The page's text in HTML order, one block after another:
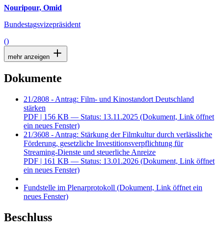
Nouripour, Omid
Bundestagsvizepräsident
()
mehr anzeigen
Dokumente
21/2808 - Antrag: Film- und Kinostandort Deutschland
stärken
PDF | 156 KB — Status: 13.11.2025 (Dokument, Link öffnet
ein neues Fenster)
21/3608 - Antrag: Stärkung der Filmkultur durch verlässliche
Förderung, gesetzliche Investitionsverpflichtung für
Streaming-Dienste und steuerliche Anreize
PDF | 161 KB — Status: 13.01.2026 (Dokument, Link öffnet
ein neues Fenster)
Fundstelle im Plenarprotokoll (Dokument, Link öffnet ein
neues Fenster)
Beschluss